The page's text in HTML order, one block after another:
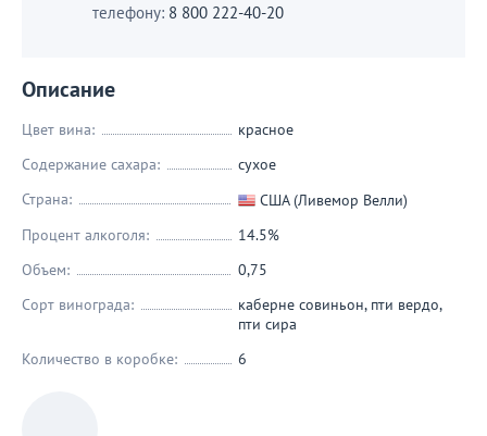
телефону: 8 800 222-40-20
Описание
Цвет вина:
красное
Содержание сахара:
сухое
Страна:
США (Ливемор Велли)
Процент алкоголя:
14.5%
Объем:
0,75
Сорт винограда:
каберне совиньон, пти вердо,
пти сира
Количество в коробке:
6